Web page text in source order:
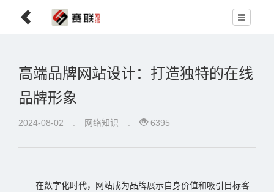
高端品牌网站设计：打造独特的在线
品牌形象
2024-08-02 网络知识 6395
在数字化时代，网站成为品牌展示自身价值和吸引目标客